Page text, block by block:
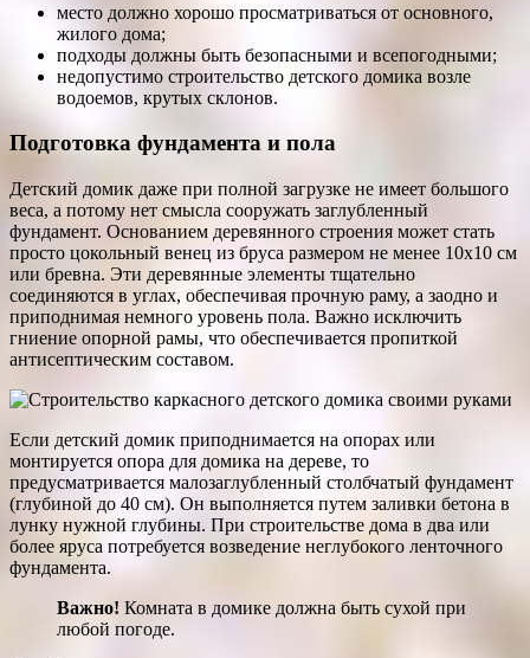
место должно хорошо просматриваться от основного,
жилого дома;
подходы должны быть безопасными и всепогодными;
недопустимо строительство детского домика возле
водоемов, крутых склонов.
Подготовка фундамента и пола
Детский домик даже при полной загрузке не имеет большого
веса, а потому нет смысла сооружать заглубленный
фундамент. Основанием деревянного строения может стать
просто цокольный венец из бруса размером не менее 10х10 см
или бревна. Эти деревянные элементы тщательно
соединяются в углах, обеспечивая прочную раму, а заодно и
приподнимая немного уровень пола. Важно исключить
гниение опорной рамы, что обеспечивается пропиткой
антисептическим составом.
Если детский домик приподнимается на опорах или
монтируется опора для домика на дереве, то
предусматривается малозаглубленный столбчатый фундамент
(глубиной до 40 см). Он выполняется путем заливки бетона в
лунку нужной глубины. При строительстве дома в два или
более яруса потребуется возведение неглубокого ленточного
фундамента.
Важно! Комната в домике должна быть сухой при
любой погоде.